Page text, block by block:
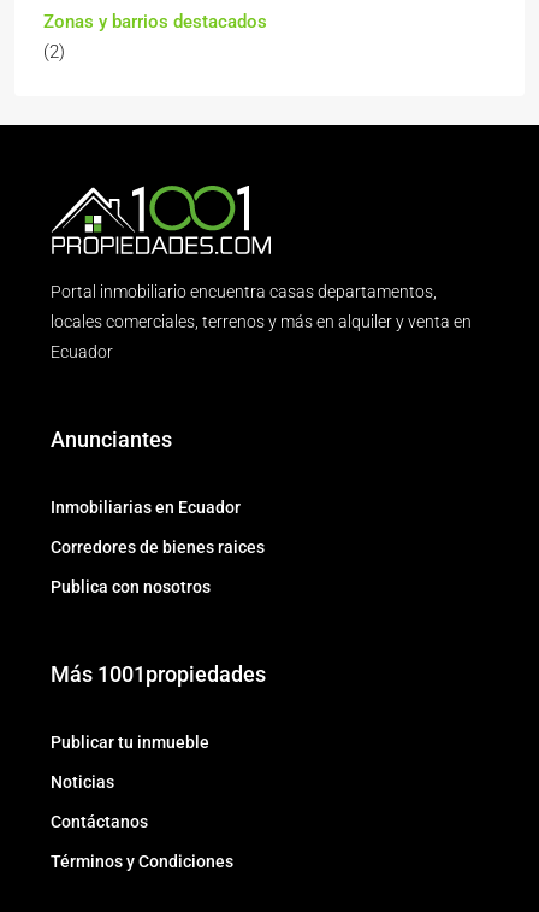
Zonas y barrios destacados
(2)
Portal inmobiliario encuentra casas departamentos,
locales comerciales, terrenos y más en alquiler y venta en
Ecuador
Anunciantes
Inmobiliarias en Ecuador
Corredores de bienes raices
Publica con nosotros
Más 1001propiedades
Publicar tu inmueble
Noticias
Contáctanos
Términos y Condiciones